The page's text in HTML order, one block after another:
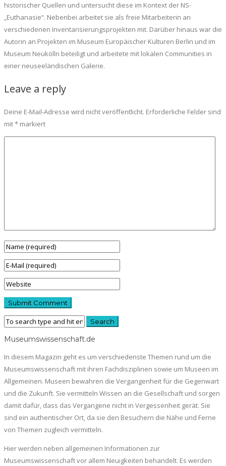
historischer Quellen und untersucht diese im Kontext der NS-
„Euthanasie“. Nebenbei arbeitet sie als freie Mitarbeiterin an
verschiedenen Inventarisierungsprojekten mit. Darüber hinaus war die
Autorin an Projekten im Museum Europäischer Kulturen Berlin und im
Museum Neukölln beteiligt und arbeitete mit lokalen Communities in
einer neuseeländischen Galerie.
Leave a reply
Deine E-Mail-Adresse wird nicht veröffentlicht. Erforderliche Felder sind
mit* markiert
Museumswissenschaft.de
In diesem Magazin geht es um verschiedenste Themen rund um die
Museumswissenschaft mit ihren Fachdisziplinen sowie um Museen im
Allgemeinen. Museen bewahren die Vergangenheit für die Gegenwart
und die Zukunft. Sie vermitteln Wissen an die Gesellschaft und sorgen
damit dafür, dass das Vergangene nicht in Vergessenheit gerät. Sie
sind ein authentischer Ort, da sie den Besuchern die Nähe und Ferne
von Themen zugleich vermitteln.
Hier werden neben allgemeinen Informationen zur
Museumswissenschaft vor allem Neuigkeiten behandelt. Es werden